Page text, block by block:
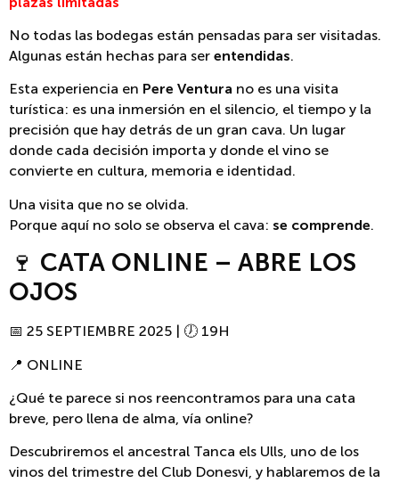
No todas las bodegas están pensadas para ser visitadas.
Algunas están hechas para ser entendidas.
Esta experiencia en Pere Ventura no es una visita
turística: es una inmersión en el silencio, el tiempo y la
precisión que hay detrás de un gran cava. Un lugar
donde cada decisión importa y donde el vino se
convierte en cultura, memoria e identidad.
Una visita que no se olvida.
Porque aquí no solo se observa el cava: se comprende.
🍷 CATA ONLINE – ABRE LOS
OJOS
📅 25 SEPTIEMBRE 2025 | 🕖 19H
📍 ONLINE
¿Qué te parece si nos reencontramos para una cata
breve, pero llena de alma, vía online?
Descubriremos el ancestral Tanca els Ulls, uno de los
vinos del trimestre del Club Donesvi, y hablaremos de la